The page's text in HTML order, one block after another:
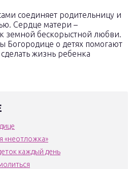
соединяет родительницу и
Сердце матери –
земной бескорыстной любви.
Богородице о детях помогают
жизнь ребенка
«неотложка»
каждый день